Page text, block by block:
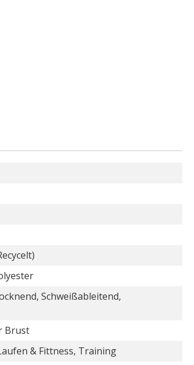
Schweißableitend,
Brust
& Fittness, Training